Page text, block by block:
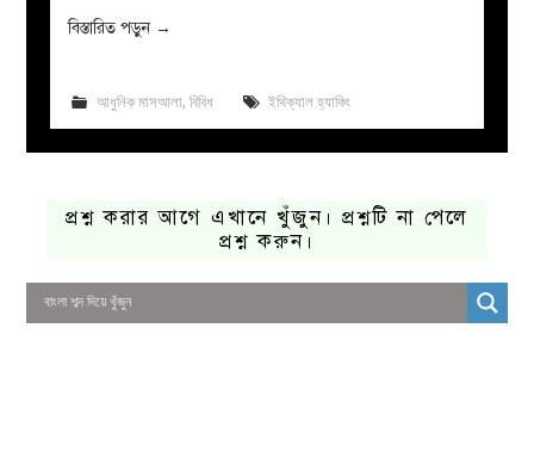
বিস্তারিত পড়ুন →
আধুনিক মাসআলা, বিবিধ ইথিক্যাল হ্যাকিং
প্রশ্ন করার আগে এখানে খুঁজুন। প্রশ্নটি না পেলে
প্রশ্ন করুন।